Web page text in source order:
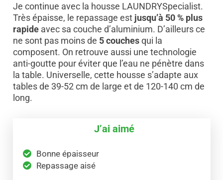
Je continue avec la housse LAUNDRYSpecialist.
Très épaisse, le repassage est jusqu’à 50 % plus
rapideavec sa couche d’aluminium. D’ailleurs ce
ne sont pas moins de 5 couchesqui la
composent. On retrouve aussi une technologie
anti-goutte pour éviter que l’eau ne pénètre dans
la table. Universelle, cette housse s’adapte aux
tables de 39-52 cm de large et de 120-140 cm de
long.
J’ai aimé
Bonne épaisseur
Repassage aisé